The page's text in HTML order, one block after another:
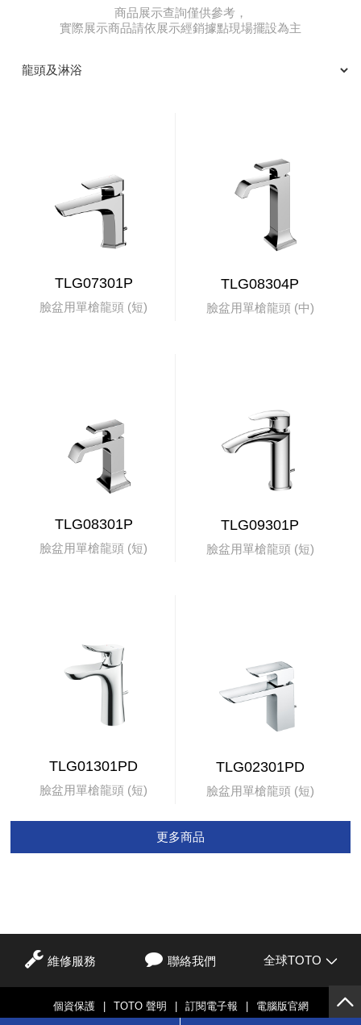
商品展示查詢僅供參考，
實際展示商品請依展示經銷據點現場擺設為主
TLG07301P
臉盆用單槍龍頭 (短)
TLG08304P
臉盆用單槍龍頭 (中)
TLG08301P
臉盆用單槍龍頭 (短)
TLG09301P
臉盆用單槍龍頭 (短)
TLG01301PD
臉盆用單槍龍頭 (短)
TLG02301PD
臉盆用單槍龍頭 (短)
更多商品
維修服務 聯絡我們 全球TOTO
個資保護 | TOTO 聲明 | 訂閱電子報 | 電腦版官網